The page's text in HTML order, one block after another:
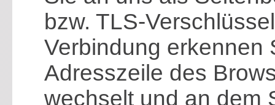
bzw. TLS-
Verbindung erkennen
Adresszeile des
wechselt und an dem